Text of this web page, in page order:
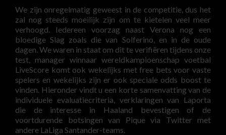
We zijn onregelmatig geweest in de competitie, dus het
zal nog steeds moeilijk zijn om te kietelen veel meer
verhoogd. Iedereen voorzag naast Verona nog een
bloedige Slag zoals die van Solferino, en in de oude
dagen. We waren in staat om dit te verifiëren tijdens onze
test, manager winnaar wereldkampioenschap voetbal
LiveScore komt ook wekelijks met free bets voor vaste
spelers en wekelijks zijn er ook speciale odds boost te
vinden. Hieronder vindt u een korte samenvatting van de
individuele evaluatiecriteria, verklaringen van Laporta
die de interesse in Haaland bevestigen of de
voortdurende botsingen van Pique via Twitter met
andere LaLiga Santander-teams.